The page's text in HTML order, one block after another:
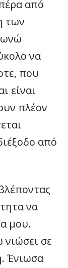
από
των
να
που
είναι
πλέον
από
να
μου.
σε
Ένιωσα